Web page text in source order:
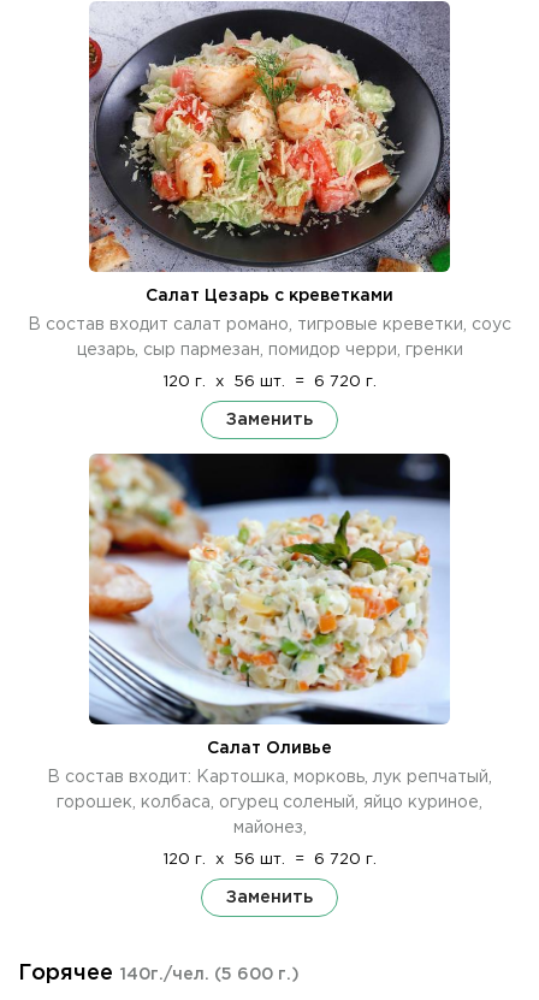
Салат Цезарь с креветками
В состав входит салат романо, тигровые креветки, соус
цезарь, сыр пармезан, помидор черри, гренки
120 г. x 56 шт. = 6 720 г.
Заменить
Салат Оливье
В состав входит: Картошка, морковь, лук репчатый,
горошек, колбаса, огурец соленый, яйцо куриное,
майонез,
120 г. x 56 шт. = 6 720 г.
Заменить
Горячее 140г./чел. (5 600 г.)